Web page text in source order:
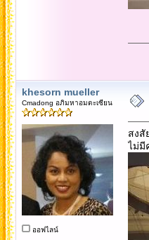
khesorn mueller
Cmadong อภิมหาอมตะเซียน
ออฟไลน์
สงสั
ไม่มี